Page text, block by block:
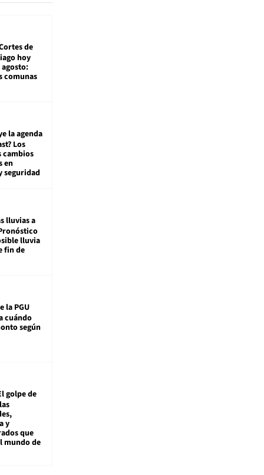
de
hoy
agosto:
comunas
la agenda
Los
cambios
en
seguridad
lluvias a
lluvia
fin de
la PGU
cuándo
según
golpe de
y
que
mundo de